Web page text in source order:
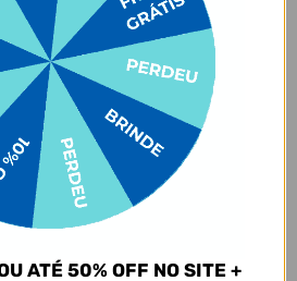
Gocase deixam o seu smartphone a sua
exclusivas, produzidas com alta
cores vivas e completa
protegem o seu smartphone
e sujeira ocasionados no cotidiano.
nossa capinha tem como
transparente e maleável, que pode
meio de um processo natural de uso do
amarelecimento depende
de uso e dos ambientes em que a capa
infelizmente, o amarelamento do
ATÉ 50% OFF NO SITE +